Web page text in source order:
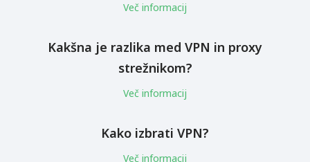
Več informacij
Kakšna je razlika med VPN in proxy
strežnikom?
Več informacij
Kako izbrati VPN?
Več informacij